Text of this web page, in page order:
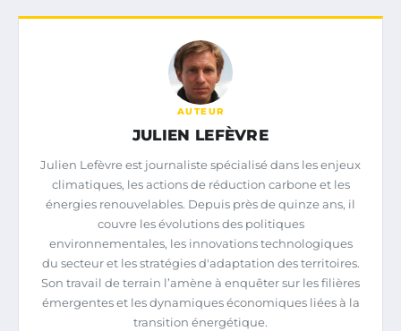
AUTEUR
JULIEN LEFÈVRE
Julien Lefèvre est journaliste spécialisé dans les enjeux
climatiques, les actions de réduction carbone et les
énergies renouvelables. Depuis près de quinze ans, il
couvre les évolutions des politiques
environnementales, les innovations technologiques
du secteur et les stratégies d'adaptation des territoires.
Son travail de terrain l’amène à enquêter sur les filières
émergentes et les dynamiques économiques liées à la
transition énergétique.